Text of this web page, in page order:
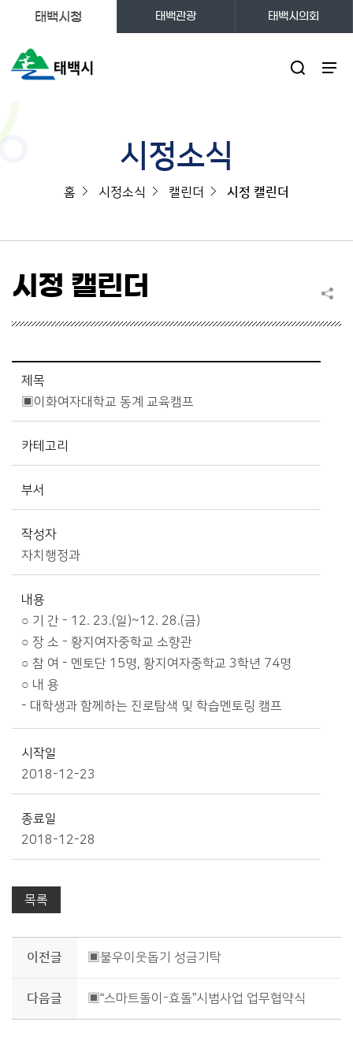
태백시청 태백관광 태백시의회
시정소식
홈 시정소식 캘린더 시정 캘린더
시정 캘린더
제목
▣이화여자대학교 동계 교육캠프
카테고리
부서
작성자
자치행정과
내용
○ 기 간 - 12. 23.(일)~12. 28.(금)
○ 장 소 - 황지여자중학교 소향관
○ 참 여 - 멘토단 15명, 황지여자중학교 3학년 74명
○ 내 용
- 대학생과 함께하는 진로탐색 및 학습멘토링 캠프
시작일
2018-12-23
종료일
2018-12-28
목록
이전글 ▣불우이웃돕기 성금기탁
다음글 ▣“스마트돌이-효돌”시범사업 업무협약식